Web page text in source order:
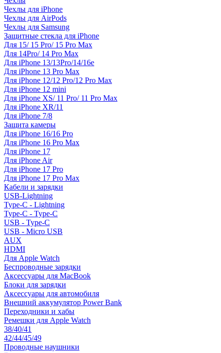
Чехлы для iPhone
Чехлы для AirPods
Чехлы для Samsung
Защитные стекла для iPhone
Для 15/ 15 Pro/ 15 Pro Max
Для 14Pro/ 14 Pro Max
Для iPhone 13/13Pro/14/16e
Для iPhone 13 Pro Max
Для iPhone 12/12 Pro/12 Pro Max
Для iPhone 12 mini
Для iPhone XS/ 11 Pro/ 11 Pro Max
Для iPhone XR/11
Для iPhone 7/8
Защита камеры
Для iPhone 16/16 Pro
Для iPhone 16 Pro Max
Для iPhone 17
Для iPhone Air
Для iPhone 17 Pro
Для iPhone 17 Pro Max
Кабели и зарядки
USB-Lightning
Type-C - Lightning
Type-C - Type-C
USB - Type-C
USB - Micro USB
AUX
HDMI
Для Apple Watch
Беспроводные зарядки
Аксессуары для MacBook
Блоки для зарядки
Аксессуары для автомобиля
Внешний аккумулятор Power Bank
Переходники и хабы
Ремешки для Apple Watch
38/40/41
42/44/45/49
Проводные наушники